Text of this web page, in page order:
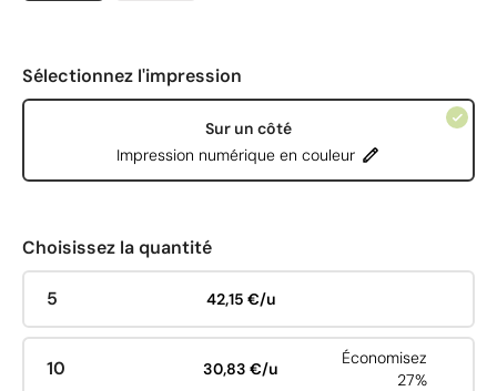
Sélectionnez l'impression
Sur un côté
Impression numérique en couleur
Choisissez la quantité
5 42,15 €/u
10 30,83 €/u
Économisez
27%